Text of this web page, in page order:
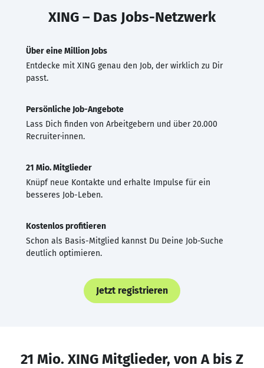
XING – Das Jobs-Netzwerk
Über eine Million Jobs
Entdecke mit XING genau den Job, der wirklich zu Dir
passt.
Persönliche Job-Angebote
Lass Dich finden von Arbeitgebern und über 20.000
Recruiter·innen.
21 Mio. Mitglieder
Knüpf neue Kontakte und erhalte Impulse für ein
besseres Job-Leben.
Kostenlos profitieren
Schon als Basis-Mitglied kannst Du Deine Job-Suche
deutlich optimieren.
Jetzt registrieren
21 Mio. XING Mitglieder, von A bis Z